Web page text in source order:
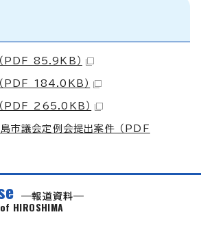
PDF 85.9KB）
PDF 184.0KB）
PDF 265.0KB）
市議会定例会提出案件 （PDF
報道資料
HIROSHIMA